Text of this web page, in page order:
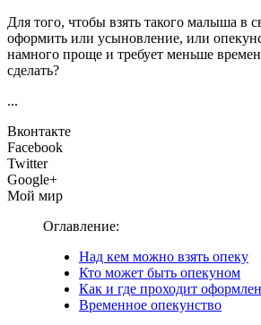
Для того, чтобы взять такого малыша в
оформить или усыновление, или
намного проще и требует меньше
сделать?
...
Вконтакте
Facebook
Twitter
Google+
Мой мир
Оглавление:
Над кем можно взять опеку
Кто может быть опекуном
Как и где проходит
Временное опекунство